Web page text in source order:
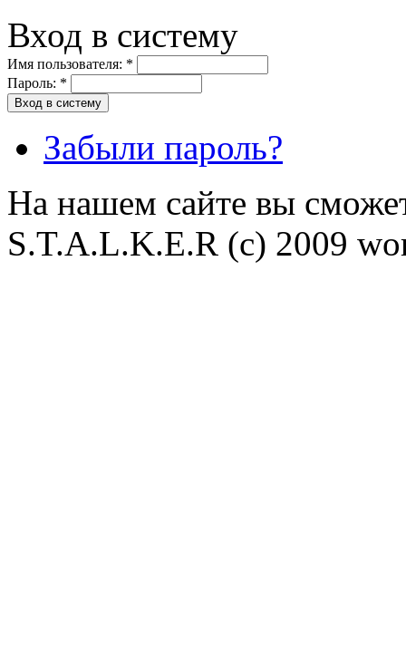
Вход в систему
Имя пользователя: *
Пароль: *
Забыли пароль?
На нашем сайте вы
S.T.A.L.K.E.R (с) 2009